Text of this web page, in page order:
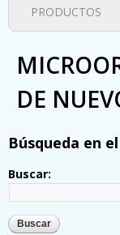
PRODUCTOS
DE
Búsqueda en
Buscar: